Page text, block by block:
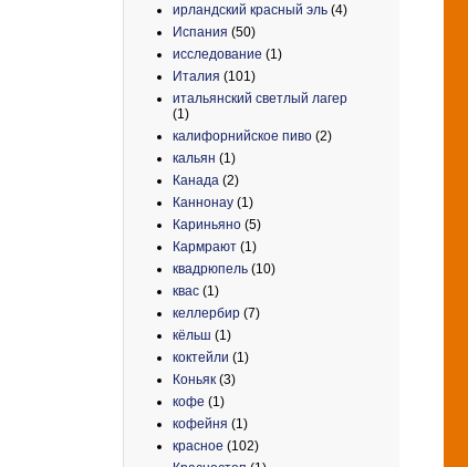
ирландский красный эль (4)
Испания (50)
исследование (1)
Италия (101)
итальянский светлый лагер
(1)
калифорнийское пиво (2)
кальян (1)
Канада (2)
Каннонау (1)
Кариньяно (5)
Кармрают (1)
квадрюпель (10)
квас (1)
келлербир (7)
кёльш (1)
коктейли (1)
Коньяк (3)
кофе (1)
кофейня (1)
красное (102)